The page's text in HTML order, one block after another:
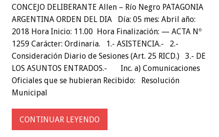
CONCEJO DELIBERANTE Allen – Río Negro PATAGONIA
ARGENTINA ORDEN DEL DIA Día: 05 mes: Abril año:
2018 Hora Inicio: 11.00 Hora Finalización: — ACTA Nº
1259 Carácter: Ordinaria. 1.- ASISTENCIA.- 2.-
Consideración Diario de Sesiones (Art. 25 RICD.) 3.- DE
LOS ASUNTOS ENTRADOS.- Inc. a) Comunicaciones
Oficiales que se hubieran Recibido: Resolución
Municipal
CONTINUAR LEYENDO